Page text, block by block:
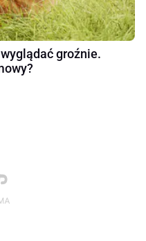
groźnie.